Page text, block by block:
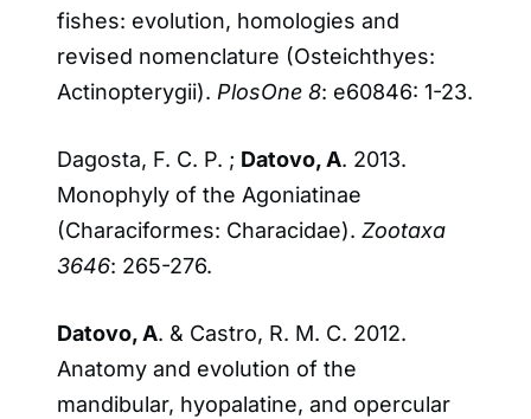
fishes: evolution, homologies and
revised nomenclature (Osteichthyes:
Actinopterygii). PlosOne 8: e60846: 1-23.
Dagosta, F. C. P. ; Datovo, A. 2013.
Monophyly of the Agoniatinae
(Characiformes: Characidae). Zootaxa
3646: 265-276.
Datovo, A. & Castro, R. M. C. 2012.
Anatomy and evolution of the
mandibular, hyopalatine, and opercular